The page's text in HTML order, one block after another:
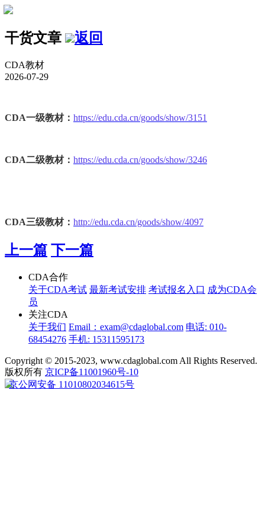
干货文章 返回
CDA教材
2026-07-29
CDA一级教材： https://edu.cda.cn/goods/show/3151
CDA二级教材： https://edu.cda.cn/goods/show/3246
CDA三级教材： http://edu.cda.cn/goods/show/4097
上一篇 下一篇
CDA合作
关于CDA考试 最新考试安排 考试报名入口 成为CDA会
员
关注CDA
关于我们 Email：exam@cdaglobal.com 电话: 010-
68454276 手机: 15311595173
Copyright © 2015-2023, www.cdaglobal.com All Rights Reserved.
版权所有 京ICP备11001960号-10
京公网安备 11010802034615号